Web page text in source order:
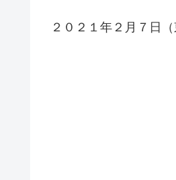
２０２１年２月７日